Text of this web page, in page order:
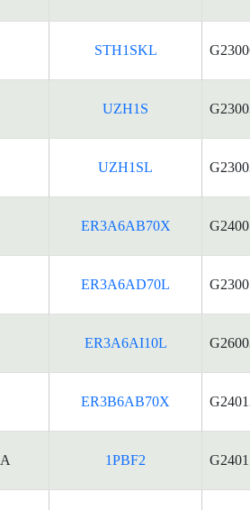
STH1SKL
UZH1S
UZH1SL
ER3A6AB70X
ER3A6AD70L
ER3A6AI10L
ER3B6AB70X
1PBF2